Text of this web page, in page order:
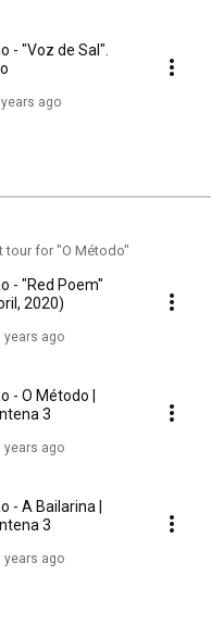
- "Voz de Sal".
years ago
tour for "O Método"
- "Red Poem"
2020)
years ago
- O Método |
3
years ago
- A Bailarina |
3
years ago